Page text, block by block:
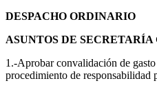
DESPACHO ORDINARIO
ASUNTOS DE
1.-Aprobar convalidación de
procedimiento de responsabilidad